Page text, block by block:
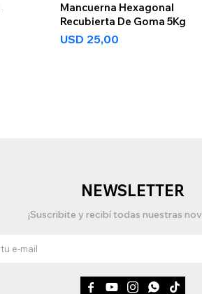
Mancuerna Hexagonal
Recubierta De Goma 5Kg
USD 25,00
NEWSLETTER
¡Suscribite y recibí todas nuestras
    